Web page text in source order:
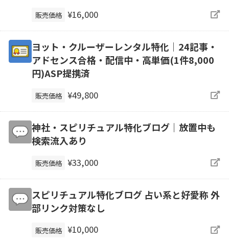
販売価格 ¥16,000
ヨット・クルーザーレンタル特化｜24記事・
アドセンス合格・配信中・高単価(1件8,000
円)ASP提携済
販売価格 ¥49,800
神社・スピリチュアル特化ブログ｜放置中も
検索流入あり
販売価格 ¥33,000
スピリチュアル特化ブログ 占い系と好愛称 外
部リンク対策なし
販売価格 ¥10,000